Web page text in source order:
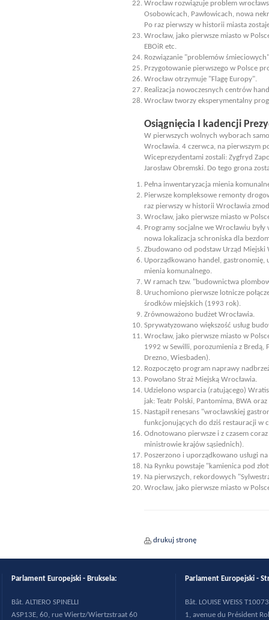
Wrocław rozwiązuje problem
Osobowicach, Pawłowicach, nowa
Po raz pierwszy w historii miasta
Wrocław, jako pierwsze miasto w
EBOiR etc.
Rozwiązanie "problemów
Przygotowanie pierwszego w Polsce
Wrocław otrzymuje "Flagę Europy".
Realizacja nowoczesnych centrów
Wrocław tworzy eksperymentalny
Osiągnięcia I kadencji
W pierwszych wolnych wyborach
Wrocławia. 4 czerwca, na pierwszym
Wiceprezydentami zostali: Zygfryd
Jarosław Obremski. Do tego grona
Pełna inwentaryzacja mienia
Pierwsze kompleksowe remonty
raz pierwszy w historii Wrocławia
Wrocław, jako pierwsze miasto w
Programy socjalne we Wrocławiu
nowa lokalizacja schroniska dla
Zbudowano od podstaw Urząd Miejski
Uporządkowano handel, gastronomię,
mienia komunalnego.
W ramach tzw. "budownictwa
Uruchomiono pierwsze lotnicze
środków miejskich (1993 rok).
Zrównoważono budżet Wrocławia.
Sprywatyzowano większość usług
Wrocław, jako pierwsze miasto w
1992 w Sewilli, porozumienia z Bredą,
Drezno, Wiesbaden).
Rozpoczęto program naprawy
Powołano Straż Miejską Wrocławia.
Udzielono wsparcia (ratującego)
jak: Teatr Polski, Pantomima, BWA
Nastąpił renesans "wrocławskiej
funkcjonujących do dziś restauracji w
Odnotowano pierwsze i z czasem
ministrowie krajów sąsiednich).
Poszerzono i uporządkowano usługi
Na Rynku powstaje "kamienica pod
Na pierwszych, rekordowych
Wrocław, jako pierwsze miasto w
drukuj stronę
Parlament Europejski - Bruksela:
Bât. ALTIERO SPINELLI
ASP13E, 60, rue Wiertz/Wiertzstraat 60
Parlament Europejski -
Bât. LOUISE WEISS T10073
1, avenue du Président